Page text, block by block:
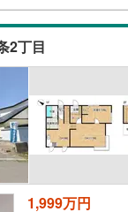
2丁目
1,999万円